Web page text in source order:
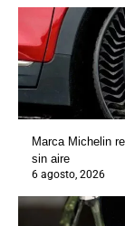
Marca Michelin
sin aire
6 agosto, 2026